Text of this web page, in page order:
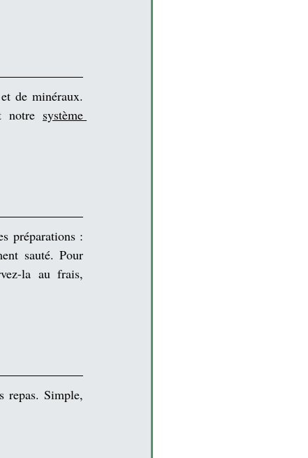
de minéraux.
notre système
préparations :
sauté. Pour
la au frais,
repas. Simple,